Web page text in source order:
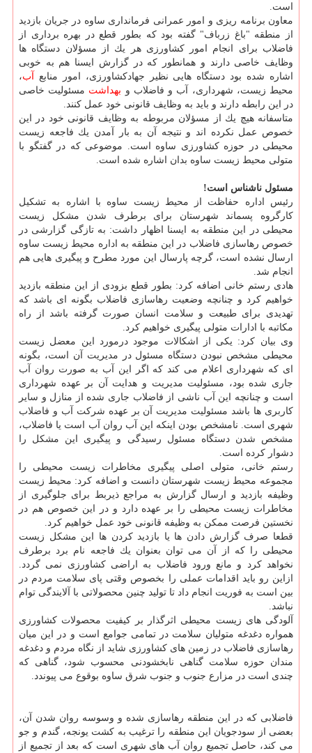
است.
معاون برنامه ریزی و امور عمرانی فرمانداری ساوه در جریان بازدید
از منطقه "باغ زرباف" گفته بود كه بطور قطع در بهره برداری از
فاضلاب برای انجام امور كشاورزی هر یك از مسؤلان دستگاه ها
وظایف خاصی دارند و همانطور كه در گزارش ایسنا هم به خوبی
اشاره شده بود دستگاه هایی نظیر جهادكشاورزی، امور منابع آب،
محیط زیست، شهرداری، آب و فاضلاب و بهداشت مسئولیت خاصی
در این رابطه دارند و باید به وظایف قانونی خود عمل كنند.
متاسفانه هیچ یك از مسؤلان مربوطه به وظایف قانونی خود در این
خصوص عمل نكرده اند و نتیجه آن به بار آمدن یك فاجعه زیست
محیطی در حوزه كشاورزی ساوه است. موضوعی كه در گفتگو با
متولی محیط زیست ساوه بدان اشاره شده است.
مسئول ناشناس است!
رئیس اداره حفاظت از محیط زیست ساوه با اشاره به تشكیل
كارگروه پسماند شهرستان برای برطرف شدن مشكل زیست
محیطی در این منطقه به ایسنا اظهار داشت: به تازگی گزارشی در
خصوص رهاسازی فاضلاب در این منطقه به اداره محیط زیست ساوه
ارسال نشده است، گرچه پارسال این مورد مطرح و پیگیری هایی هم
انجام شد.
هادی رستم خانی اضافه كرد: بطور قطع بزودی از این منطقه بازدید
خواهیم كرد و چنانچه وضعیت رهاسازی فاضلاب بگونه ای باشد كه
تهدیدی برای طبیعت و سلامت انسان صورت گرفته باشد از راه
مكاتبه با ادارات متولی پیگیری خواهیم كرد.
وی بیان كرد: یكی از اشكالات موجود درمورد این معضل زیست
محیطی مشخص نبودن دستگاه مسئول در مدیریت آن است، بگونه
ای كه شهرداری اعلام می كند كه اگر این آب به صورت روان آب
جاری شده بود، مسئولیت مدیریت و هدایت آن بر عهده شهرداری
است و چنانچه این آب ناشی از فاضلاب جاری شده از منازل و سایر
كاربری ها باشد مسئولیت مدیریت آن بر عهده شركت آب و فاضلاب
شهری است. نامشخص بودن اینكه این آب روان آب است یا فاضلاب،
مشخص شدن دستگاه مسئول رسیدگی و پیگیری این مشكل را
دشوار كرده است.
رستم خانی، متولی اصلی پیگیری مخاطرات زیست محیطی را
مجموعه محیط زیست شهرستان دانست و اضافه كرد: محیط زیست
وظیفه بازدید و ارسال گزارش به مراجع ذیربط برای جلوگیری از
مخاطرات زیست محیطی را بر عهده دارد و در این خصوص هم در
نخستین فرصت ممكن به وظیفه قانونی خود عمل خواهیم كرد.
قطعا صرف گزارش دادن ها یا بازدید كردن ها این مشكل زیست
محیطی را كه از آن می توان بعنوان یك فاجعه نام برد برطرف
نخواهد كرد و مانع ورود فاضلاب به اراضی كشاورزی نمی گردد.
ازاین رو باید اقدامات عملی را بخصوص وقتی پای سلامت مردم در
بین است به فوریت انجام داد تا تولید چنین محصولاتی با آلایندگی توام
نباشد.
آلودگی های زیست محیطی اثرگذار بر كیفیت محصولات كشاورزی
همواره دغدغه متولیان سلامت در تمامی جوامع است و در این میان
رهاسازی فاضلاب در زمین های كشاورزی شاید از نگاه مردم و دغدغه
مندان حوزه سلامت گناهی نابخشودنی محسوب شود، گناهی كه
چندی است در مزارع جنوب و جنوب شرق ساوه بوقوع می پیوندد.
فاضلابی كه در این منطقه رهاسازی شده و وسوسه روان شدن آن،
بعضی از سودجویان این منطقه را ترغیب به كشت یونجه، گندم و جو
می كند، حاصل تجمیع روان آب های شهری است كه بعد از تجمیع از